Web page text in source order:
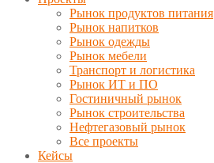
Рынок продуктов питания
Рынок напитков
Рынок одежды
Рынок мебели
Транспорт и логистика
Рынок ИТ и ПО
Гостиничный рынок
Рынок строительства
Нефтегазовый рынок
Все проекты
Кейсы